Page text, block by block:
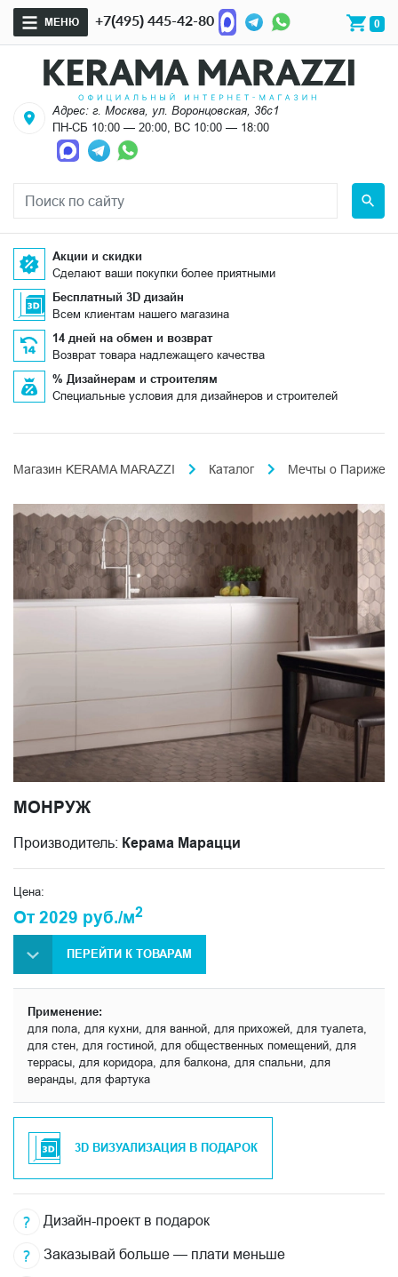
МЕНЮ +7(495) 445-42-80 0
Адрес: г. Москва, ул. Воронцовская, 36с1
ПН-СБ 10:00 — 20:00, ВС 10:00 — 18:00
Акции и скидки
Сделают ваши покупки более приятными
Бесплатный 3D дизайн
Всем клиентам нашего магазина
14 дней на обмен и возврат
Возврат товара надлежащего качества
% Дизайнерам и строителям
Специальные условия для дизайнеров и строителей
Магазин KERAMA MARAZZI Каталог Мечты о Париже
МОНРУЖ
Производитель: Керама Марацци
Цена:
От 2029 руб./м2
ПЕРЕЙТИ К ТОВАРАМ
Применение:
для пола, для кухни, для ванной, для прихожей, для туалета,
для стен, для гостиной, для общественных помещений, для
террасы, для коридора, для балкона, для спальни, для
веранды, для фартука
3D ВИЗУАЛИЗАЦИЯ В ПОДАРОК
Дизайн-проект в подарок
Заказывай больше — плати меньше